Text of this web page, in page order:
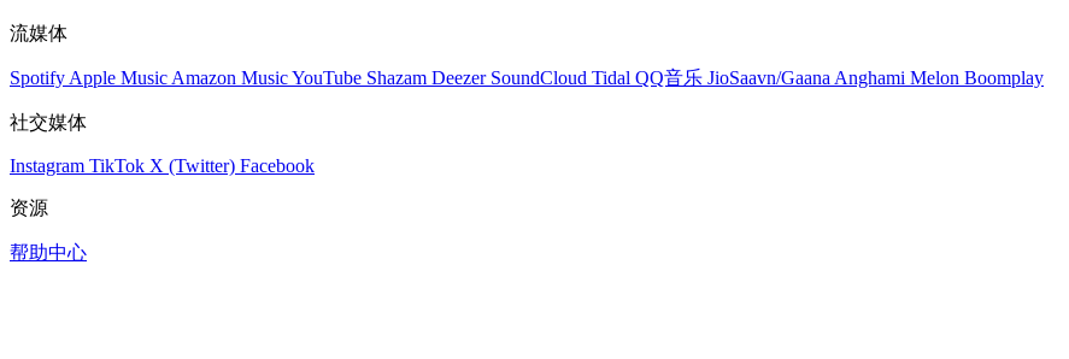
流媒体
Spotify Apple Music Amazon MusicYouTube Shazam Deezer SoundCloud Tidal QQ音乐 JioSaavn/Gaana Anghami Melon Boomplay
社交媒体
Instagram TikTok X (Twitter) Facebook
资源
帮助中心